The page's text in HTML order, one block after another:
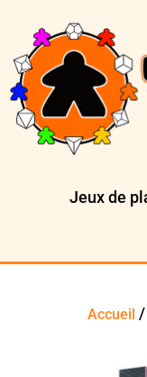
Jeux de
Accueil